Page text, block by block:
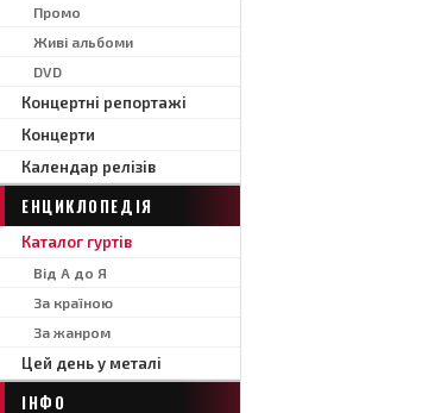
Промо
Живі альбоми
DVD
Концертні репортажі
Концерти
Календар релізів
ЕНЦИКЛОПЕДІЯ
Каталог гуртів
Від А до Я
За країною
За жанром
Цей день у металі
ІНФО